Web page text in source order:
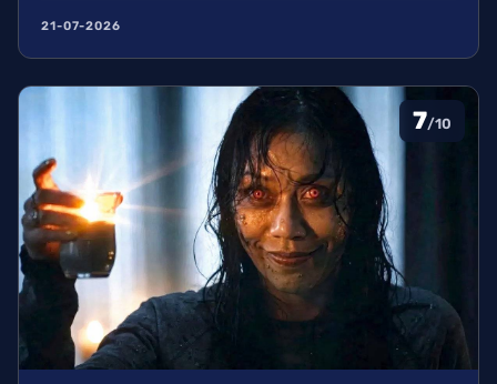
avontuur voor een heerlijke ervaring in de
21-07-2026
7/10